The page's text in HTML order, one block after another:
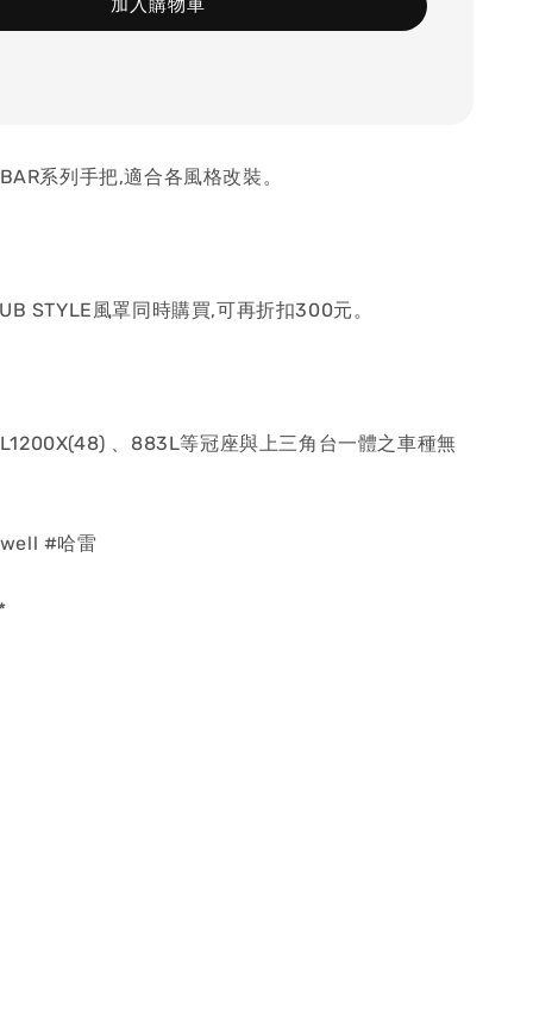
加入購物車
系列手把,適合各風格改裝。
STYLE風罩同時購買,可再折扣300元。
、883L等冠座與上三角台一體之車種無
#哈雷